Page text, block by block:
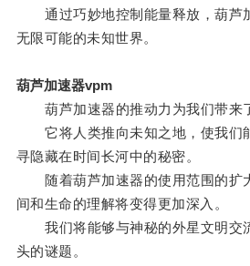
通过巧妙地控制能量释放，葫芦
无限可能的未知世界。
葫芦加速器vpm
葫芦加速器的推动力为我们带来了
它将人类推向未知之地，使我们
寻隐藏在时间长河中的秘密。
随着葫芦加速器的使用范围的扩
间和生命的理解将变得更加深入。
我们将能够与神秘的外星文明交
头的谜题。